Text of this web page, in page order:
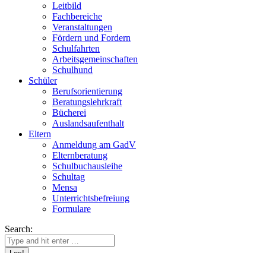
Leitbild
Fachbereiche
Veranstaltungen
Fördern und Fordern
Schulfahrten
Arbeitsgemeinschaften
Schulhund
Schüler
Berufsorientierung
Beratungslehrkraft
Bücherei
Auslandsaufenthalt
Eltern
Anmeldung am GadV
Elternberatung
Schulbuchausleihe
Schultag
Mensa
Unterrichtsbefreiung
Formulare
Search: